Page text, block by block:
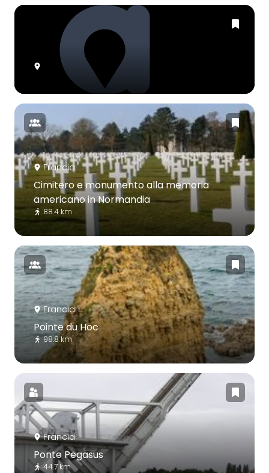
Francia
Cimitero e monumento alla memoria
americano in Normandia
88.4 km
Francia
Pointe du Hoc
98.8 km
Francia
Ponte Pegasus
44.7 km